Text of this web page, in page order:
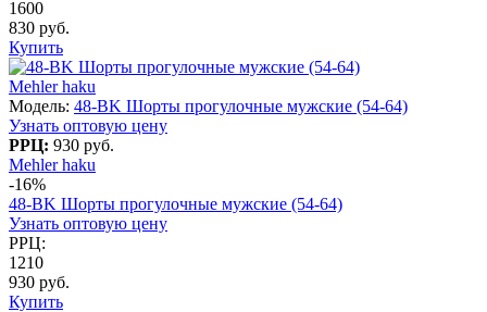
1600
830 руб.
Купить
Mehler haku
Модель: 48-BK Шорты прогулочные мужские (54-64)
Узнать оптовую цену
РРЦ: 930 руб.
Mehler haku
-16%
48-BK Шорты прогулочные мужские (54-64)
Узнать оптовую цену
РРЦ:
1210
930 руб.
Купить